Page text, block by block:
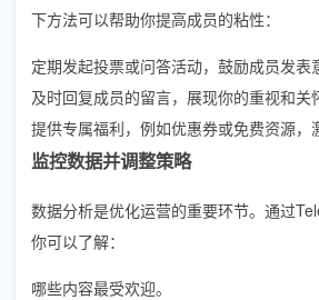
下方法可以帮助你提高成员的粘性：
定期发起投票或问答活动，鼓励成员发表
及时回复成员的留言，展现你的重视和关
提供专属福利，例如优惠券或免费资源，
监控数据并调整策略
数据分析是优化运营的重要环节。通过
你可以了解：
哪些内容最受欢迎。